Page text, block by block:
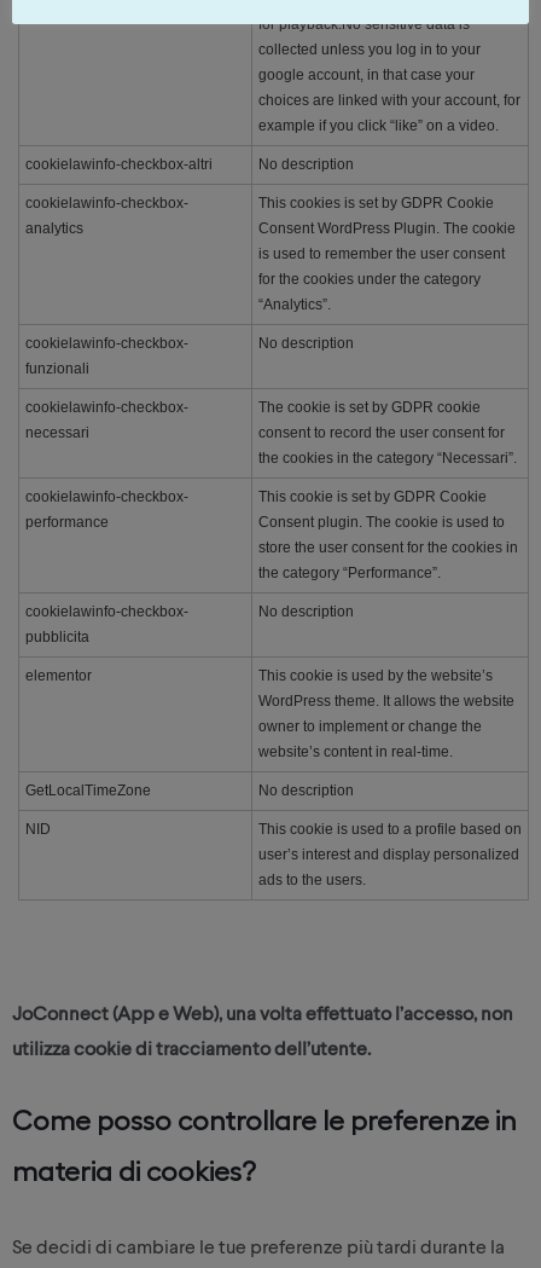
for playback.No sensitive data is
collected unless you log in to your
google account, in that case your
choices are linked with your account, for
example if you click “like” on a video.
cookielawinfo-checkbox-altri No description
cookielawinfo-checkbox-
analytics
This cookies is set by GDPR Cookie
Consent WordPress Plugin. The cookie
is used to remember the user consent
for the cookies under the category
“Analytics”.
cookielawinfo-checkbox-
funzionali
No description
cookielawinfo-checkbox-
necessari
The cookie is set by GDPR cookie
consent to record the user consent for
the cookies in the category “Necessari”.
cookielawinfo-checkbox-
performance
This cookie is set by GDPR Cookie
Consent plugin. The cookie is used to
store the user consent for the cookies in
the category “Performance”.
cookielawinfo-checkbox-
pubblicita
No description
elementor
This cookie is used by the website’s
WordPress theme. It allows the website
owner to implement or change the
website’s content in real-time.
GetLocalTimeZone No description
NID
This cookie is used to a profile based on
user’s interest and display personalized
ads to the users.
JoConnect (App e Web), una volta effettuato l’accesso, non
utilizza cookie di tracciamento dell’utente.
Come posso controllare le preferenze in
materia di cookies?
Se decidi di cambiare le tue preferenze più tardi durante la